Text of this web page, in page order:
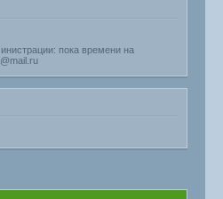
пока времени на